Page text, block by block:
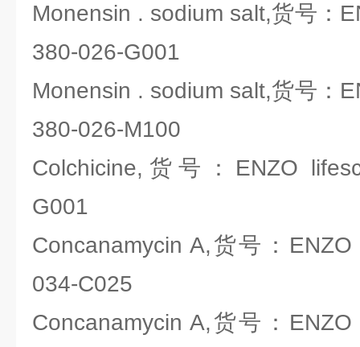
Monensin . sodium salt,货号：
380-026-G001
Monensin . sodium salt,货号：
380-026-M100
Colchicine,货号：ENZO
G001
Concanamycin A,货号：ENZO
034-C025
Concanamycin A,货号：ENZO